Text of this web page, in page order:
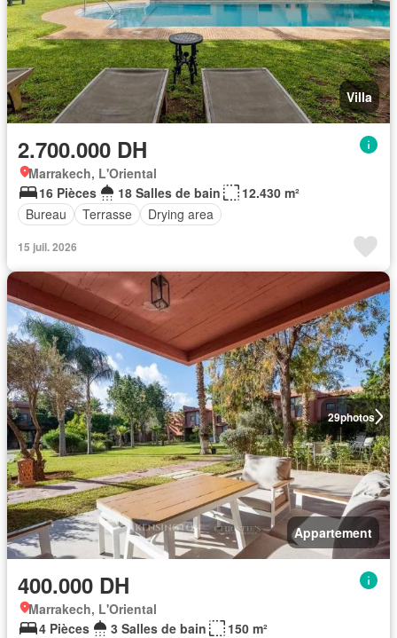
Villa
2.700.000 DH
Marrakech, L'Oriental
16 Pièces
18 Salles de bain
12.430 m²
Bureau
Terrasse Drying area
15 juil. 2026
29photos
Appartement
400.000 DH
Marrakech, L'Oriental
4 Pièces
3 Salles de bain
150 m²